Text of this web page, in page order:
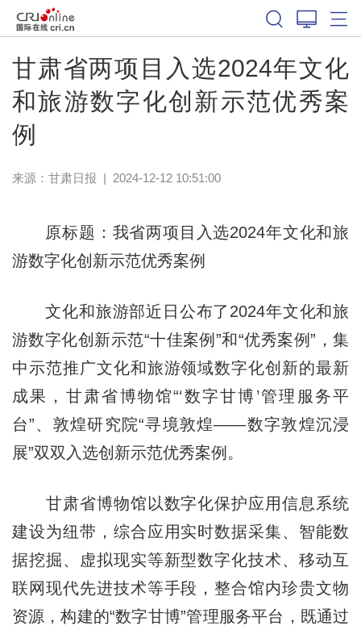
甘肃省两项目入选2024年文化
和旅游数字化创新示范优秀案
例
来源： 甘肃日报 | 2024-12-12 10:51:00
原标题：我省两项目入选2024年文化和旅
游数字化创新示范优秀案例
文化和旅游部近日公布了2024年文化和旅
游数字化创新示范“十佳案例”和“优秀案例”，集
中示范推广文化和旅游领域数字化创新的最新
成果，甘肃省博物馆“‘数字甘博’管理服务平
台”、敦煌研究院“寻境敦煌——数字敦煌沉浸
展”双双入选创新示范优秀案例。
甘肃省博物馆以数字化保护应用信息系统
建设为纽带，综合应用实时数据采集、智能数
据挖掘、虚拟现实等新型数字化技术、移动互
联网现代先进技术等手段，整合馆内珍贵文物
资源，构建的“数字甘博”管理服务平台，既通过